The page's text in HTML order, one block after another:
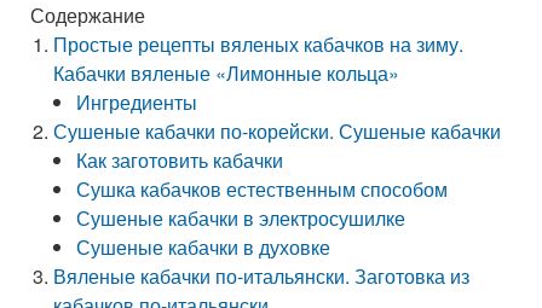
Содержание
Простые рецепты вяленых кабачков на зиму.
Кабачки вяленые «Лимонные кольца»
Ингредиенты
Сушеные кабачки по-корейски. Сушеные кабачки
Как заготовить кабачки
Сушка кабачков естественным способом
Сушеные кабачки в электросушилке
Сушеные кабачки в духовке
Вяленые кабачки по-итальянски. Заготовка из